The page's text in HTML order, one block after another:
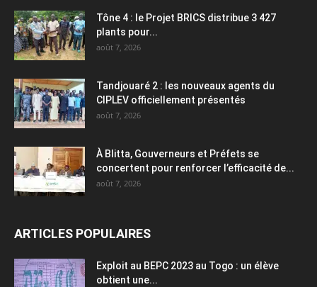
Tône 4 : le Projet BRICS distribue 3 427
plants pour...
août 7, 2026
Tandjouaré 2 : les nouveaux agents du
CIPLEV officiellement présentés
août 7, 2026
À Blitta, Gouverneurs et Préfets se
concertent pour renforcer l’efficacité de...
août 7, 2026
ARTICLES POPULAIRES
Exploit au BEPC 2023 au Togo : un élève
obtient une...